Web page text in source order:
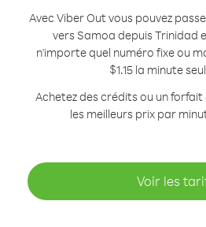
Avec Viber Out vous pouvez
vers Samoa depuis Trinidad
n'importe quel numéro fixe ou
$1.15 la minute
Achetez des crédits ou un
les meilleurs prix par
Voir les